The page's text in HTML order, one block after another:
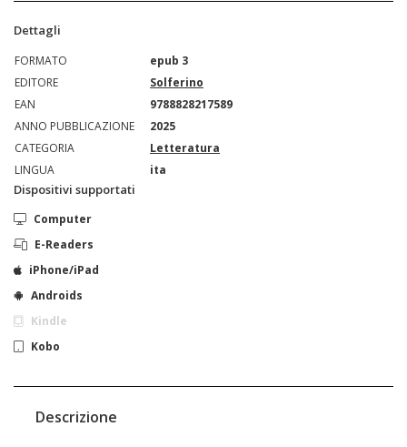
Dettagli
FORMATO
epub 3
EDITORE
Solferino
EAN
9788828217589
ANNO PUBBLICAZIONE
2025
CATEGORIA
Letteratura
LINGUA
ita
Dispositivi supportati
Computer
E-Readers
iPhone/iPad
Androids
Kindle
Kobo
Descrizione